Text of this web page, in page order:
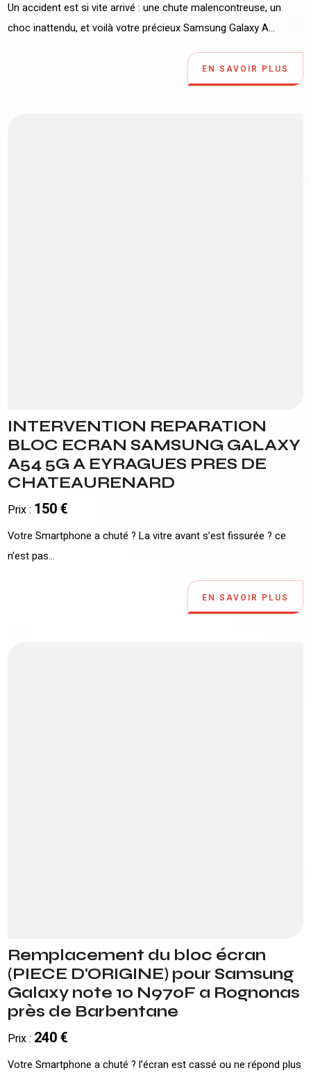
Un accident est si vite arrivé : une chute malencontreuse, un
choc inattendu, et voilà votre précieux Samsung Galaxy A...
EN SAVOIR PLUS
INTERVENTION REPARATION
BLOC ECRAN SAMSUNG GALAXY
A54 5G A EYRAGUES PRES DE
CHATEAURENARD
Prix : 150 €
Votre Smartphone a chuté ? La vitre avant s’est fissurée ? ce
n’est pas...
EN SAVOIR PLUS
Remplacement du bloc écran
(PIECE D'ORIGINE) pour Samsung
Galaxy note 10 N970F a Rognonas
près de Barbentane
Prix : 240 €
Votre Smartphone a chuté ? l’écran est cassé ou ne répond plus